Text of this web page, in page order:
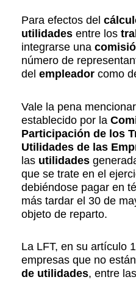
Para efectos del
utilidades entre los
integrarse una
número de
del empleador como
Vale la pena
establecido por la
Participación de los
Utilidades de las
las utilidades
que se trate en el
debiéndose pagar en
más tardar el 30 de
objeto de reparto.
La LFT, en su artículo
empresas que no
de utilidades, entre